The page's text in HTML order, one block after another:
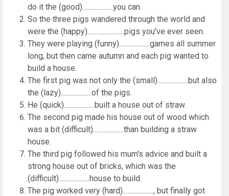
do it the (good)....................you can.
So the three pigs wandered through the world and
were the (happy)........................pigs you've ever seen.
They were playing (funny)....................games all summer
long, but then came autumn and each pig wanted to
build a house.
The first pig was not only the (small)....................but also
the (lazy)....................of the pigs.
He (quick)....................built a house out of straw.
The second pig made his house out of wood which
was a bit (difficult)....................than building a straw
house.
The third pig followed his mum's advice and built a
strong house out of bricks, which was the
(difficult)....................house to build.
The pig worked very (hard)...................., but finally got